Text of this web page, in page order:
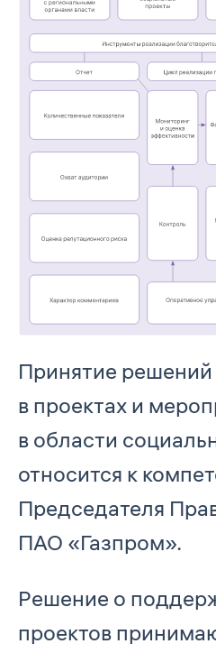
Принятие решений
в проектах и
в области
относится к
Председателя
ПАО «Газпром».
Решение о
проектов